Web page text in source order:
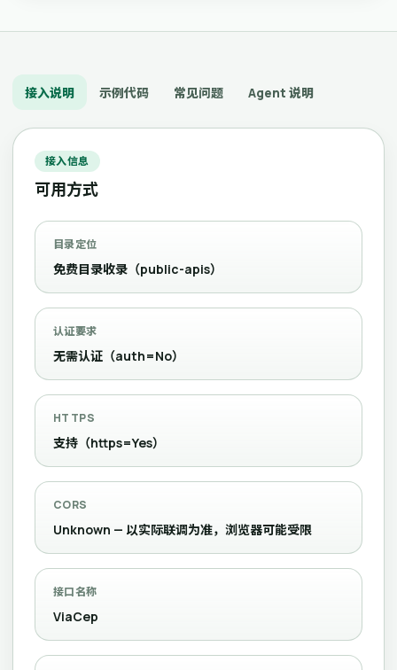
接入说明 示例代码 常见问题 Agent 说明
接入信息
可用方式
目录定位
免费目录收录（public-apis）
认证要求
无需认证（auth=No）
HTTPS
支持（https=Yes）
CORS
Unknown — 以实际联调为准，浏览器可能受限
接口名称
ViaCep